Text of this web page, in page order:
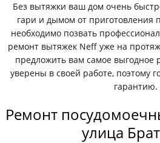
Без вытяжки ваш дом очень
гари и дымом от
необходимо позвать
ремонт вытяжек Neff уже на
предложить вам самое
уверены в своей работе, поэтому
гарантию.
Ремонт
улица